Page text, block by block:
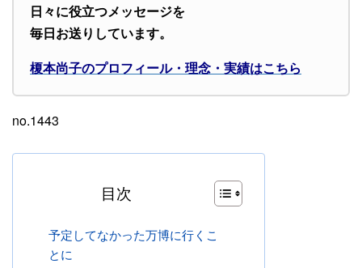
日々に役立つメッセージを
毎日お送りしています。
榎本尚子のプロフィール・理念・実績はこちら
no.1443
目次
予定してなかった万博に行くこ
とに